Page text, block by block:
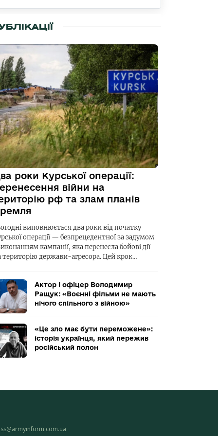
роки Курської операції:
війни на
рф та злам планів
виповнюється два роки від початку
операції — безпрецедентної за задумом
кампанії, яка перенесла бойові дії
територію держави-агресора. Цей крок…
Актор і офіцер Володимир
Ращук: «Воєнні фільми не мають
нічого спільного з війною»
«Це зло має бути переможене»:
історія українця, який пережив
російський полон